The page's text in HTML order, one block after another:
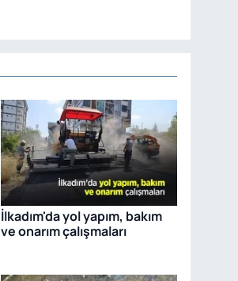
İlkadım'da yol yapım, bakım
ve onarım çalışmaları